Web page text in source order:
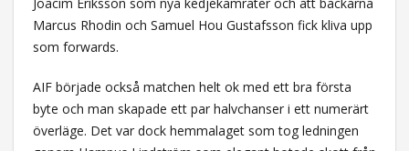
Marcus Rhodin och Samuel Hou Gustafsson fick kliva upp
som forwards.
AIF började också matchen helt ok med ett bra första
byte och man skapade ett par halvchanser i ett numerärt
överläge. Det var dock hemmalaget som tog ledningen